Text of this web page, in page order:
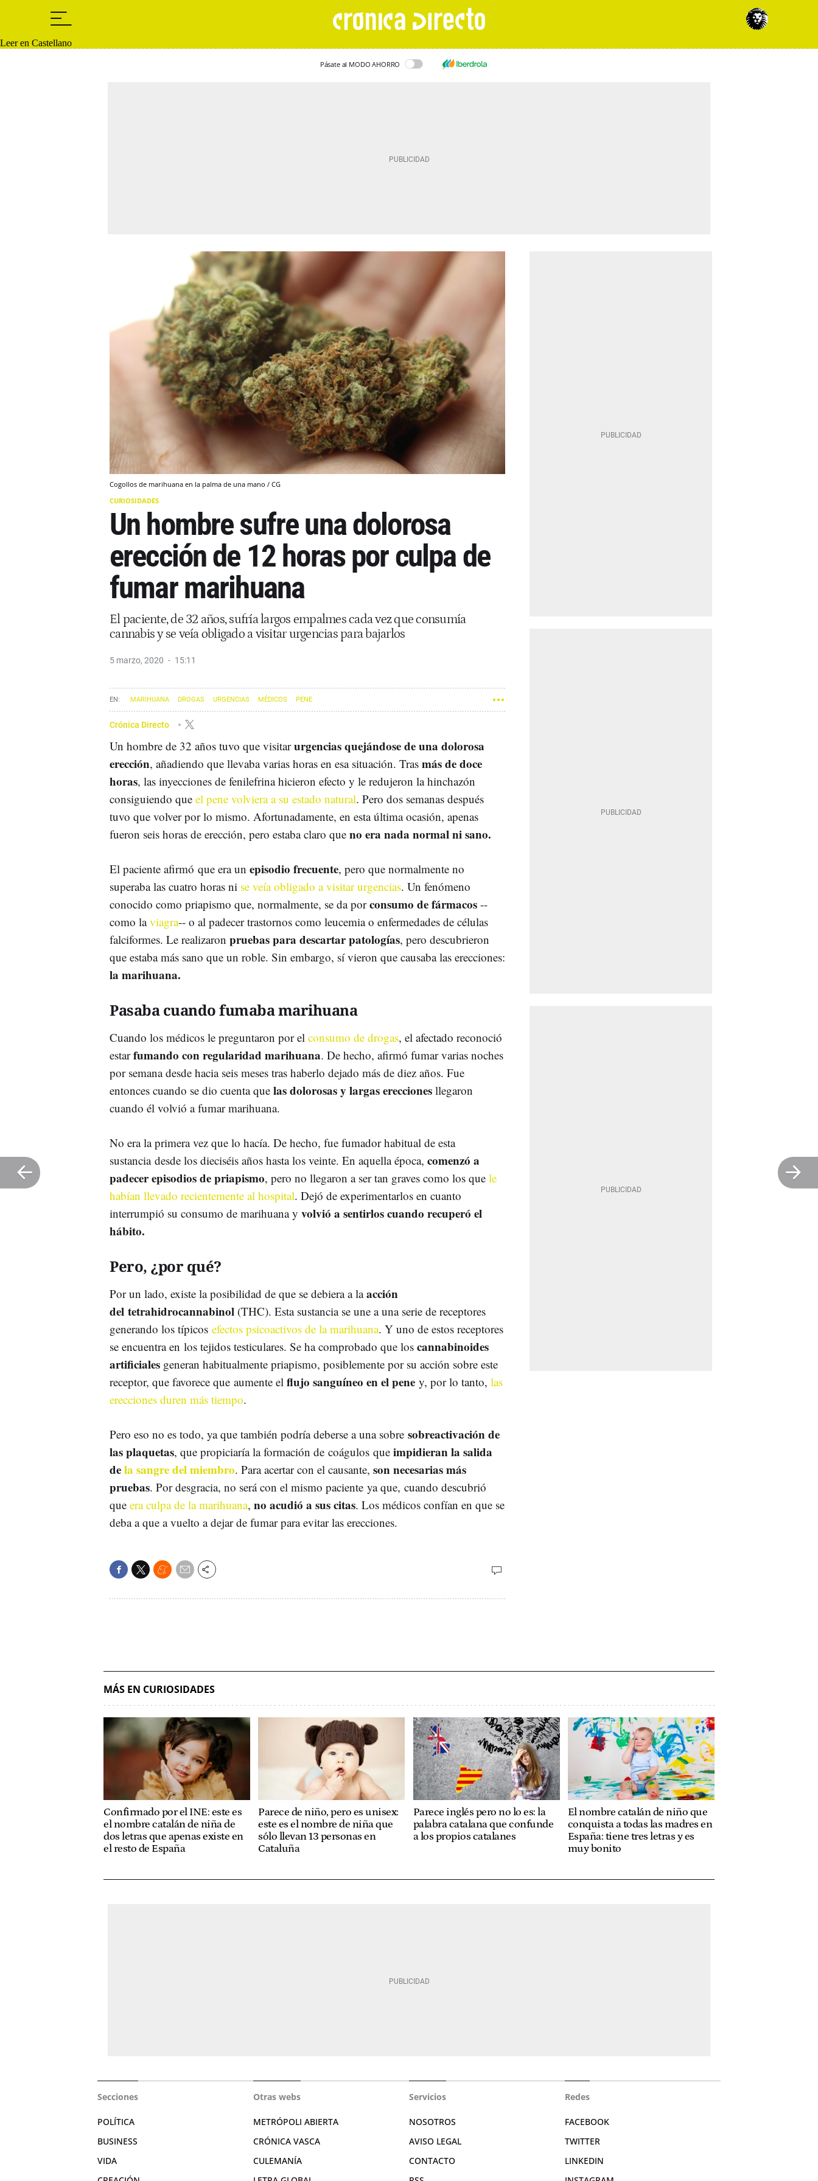
Leer en Castellano
Pásate al MODO AHORRO
Cogollos de marihuana en la palma de una mano / CG
CURIOSIDADES
Un hombre sufre una dolorosa
erección de 12 horas por culpa de
fumar marihuana
El paciente, de 32 años, sufría largos empalmes cada vez que consumía
cannabis y se veía obligado a visitar urgencias para bajarlos
5 marzo, 2020 15:11
MARIHUANA DROGAS URGENCIAS MÉDICOS PENE
Crónica Directo
Un hombre de 32 años tuvo que visitarurgencias quejándose de una dolorosa
erección, añadiendo que llevaba varias horas en esa situación. Tras más de doce
horas, las inyecciones de fenilefrina hicieron efecto y le redujeron la hinchazón
consiguiendo que el pene volviera a su estado natural. Pero dos semanas después
tuvo que volver por lo mismo. Afortunadamente, en esta última ocasión, apenas
fueron seis horas de erección, pero estaba claro que no era nada normal ni sano.
El paciente afirmó que era un episodio frecuente, pero que normalmente no
superaba las cuatro horas ni se veía obligado a visitar urgencias. Un fenómeno
conocido como priapismo que, normalmente, se da porconsumo de fármacos --
como laviagra-- o al padecer trastornos como leucemia o enfermedades de células
falciformes. Le realizaron pruebas para descartar patologías, pero descubrieron
que estaba más sano que un roble. Sin embargo, sí vieron que causaba las erecciones:
la marihuana.
Pasaba cuando fumaba marihuana
Cuando los médicos le preguntaron por el consumo de drogas, el afectado reconoció
estarfumando con regularidad marihuana. De hecho, afirmó fumar varias noches
por semana desde hacia seis meses tras haberlo dejado más de diez años. Fue
entonces cuando se dio cuenta que las dolorosas y largas erecciones llegaron
cuando él volvió a fumar marihuana.
No era la primera vez que lo hacía. De hecho, fue fumador habitual de esta
sustancia desde los dieciséis años hasta los veinte. En aquella época, comenzó a
padecer episodios de priapismo, pero no llegaron a ser tan graves como los que le
habían llevado recientemente al hospital. Dejó de experimentarlos en cuanto
interrumpió su consumo de marihuana y volvió a sentirlos cuando recuperó el
hábito.
Pero, ¿por qué?
Por un lado, existe la posibilidad de que se debiera a laacción
del tetrahidrocannabinol (THC). Esta sustancia se une a una serie de receptores
generando los típicos efectos psicoactivos de la marihuana. Y uno de estos receptores
se encuentra en los tejidos testiculares. Se ha comprobado que los cannabinoides
artificiales generan habitualmente priapismo, posiblemente por su acción sobre este
receptor, que favorece que aumente el flujo sanguíneo en el pene y, por lo tanto, las
erecciones duren más tiempo.
Pero eso no es todo, ya que también podría deberse a una sobre sobreactivación de
las plaquetas, que propiciaría la formación de coágulos que impidieran la salida
dela sangre del miembro. Para acertar con el causante, son necesarias más
pruebas. Por desgracia, no será con el mismo paciente ya que, cuando descubrió
que era culpa de la marihuana, no acudió a sus citas. Los médicos confían en que se
deba a que a vuelto a dejar de fumar para evitar las erecciones.
MÁS EN CURIOSIDADES
Confirmado por el INE: este es
el nombre catalán de niña de
dos letras que apenas existe en
el resto de España
Parece de niño, pero es unisex:
este es el nombre de niña que
sólo llevan 13 personas en
Cataluña
Parece inglés pero no lo es: la
palabra catalana que confunde
a los propios catalanes
El nombre catalán de niño que
conquista a todas las madres en
España: tiene tres letras y es
muy bonito
Secciones
POLÍTICA
BUSINESS
VIDA
Otras webs
METRÓPOLI ABIERTA
CRÓNICA VASCA
CULEMANÍA
Servicios
NOSOTROS
AVISO LEGAL
CONTACTO
Redes
FACEBOOK
TWITTER
LINKEDIN